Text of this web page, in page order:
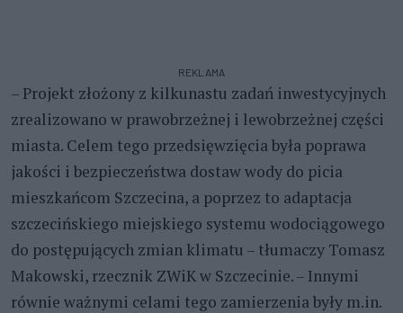
REKLAMA
– Projekt złożony z kilkunastu zadań inwestycyjnych
zrealizowano w prawobrzeżnej i lewobrzeżnej części
miasta. Celem tego przedsięwzięcia była poprawa
jakości i bezpieczeństwa dostaw wody do picia
mieszkańcom Szczecina, a poprzez to adaptacja
szczecińskiego miejskiego systemu wodociągowego
do postępujących zmian klimatu – tłumaczy Tomasz
Makowski, rzecznik ZWiK w Szczecinie. – Innymi
równie ważnymi celami tego zamierzenia były m.in.